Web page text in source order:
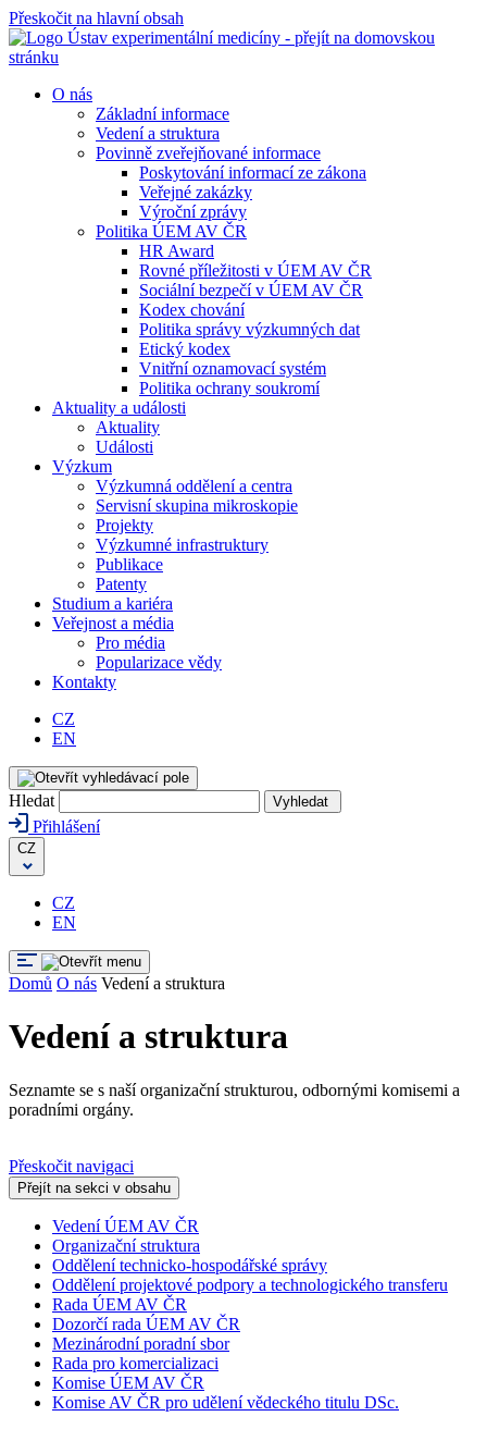
Přeskočit na hlavní obsah
O nás
Základní informace
Vedení a struktura
Povinně zveřejňované informace
Poskytování informací ze zákona
Veřejné zakázky
Výroční zprávy
Politika ÚEM AV ČR
HR Award
Rovné příležitosti v ÚEM AV ČR
Sociální bezpečí v ÚEM AV ČR
Kodex chování
Politika správy výzkumných dat
Etický kodex
Vnitřní oznamovací systém
Politika ochrany soukromí
Aktuality a události
Aktuality
Události
Výzkum
Výzkumná oddělení a centra
Servisní skupina mikroskopie
Projekty
Výzkumné infrastruktury
Publikace
Patenty
Studium a kariéra
Veřejnost a média
Pro média
Popularizace vědy
Kontakty
CZ
EN
Hledat Vyhledat
Přihlášení
CZ
CZ
EN
Domů O nás Vedení a struktura
Vedení a struktura
Seznamte se s naší organizační strukturou, odbornými komisemi a
poradními orgány.
Přeskočit navigaci
Přejít na sekci v obsahu
Vedení ÚEM AV ČR
Organizační struktura
Oddělení technicko-hospodářské správy
Oddělení projektové podpory a technologického transferu
Rada ÚEM AV ČR
Dozorčí rada ÚEM AV ČR
Mezinárodní poradní sbor
Rada pro komercializaci
Komise ÚEM AV ČR
Komise AV ČR pro udělení vědeckého titulu DSc.